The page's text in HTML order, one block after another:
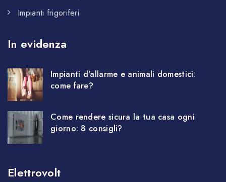
Impianti frigoriferi
In evidenza
Impianti d'allarme e animali domestici:
come fare?
Come rendere sicura la tua casa ogni
giorno: 8 consigli?
Elettrovolt